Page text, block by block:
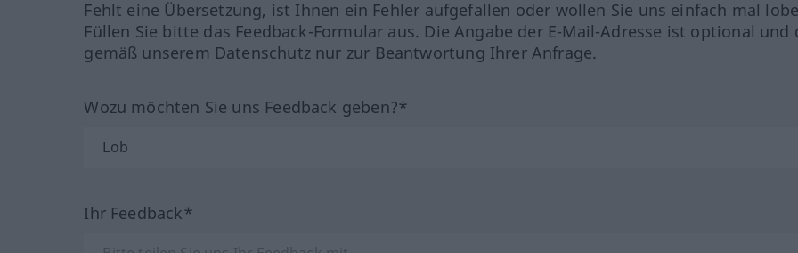
Fehlt eine Übersetzung, ist Ihnen ein Fehler aufgefallen oder wollen Sie uns einfach mal
Füllen Sie bitte das Feedback-Formular aus. Die Angabe der E-Mail-Adresse ist optional und
gemäß unserem Datenschutz nur zur Beantwortung Ihrer Anfrage.
Wozu möchten Sie uns Feedback geben?*
Ihr Feedback*